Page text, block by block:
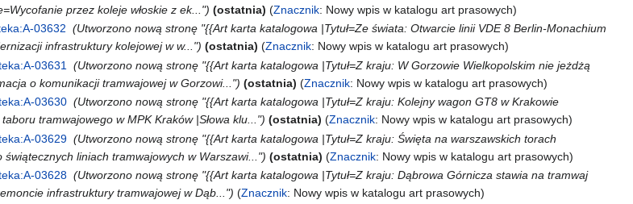
przez koleje włoskie z ek..."
ostatnia Znacznik: Nowy wpis w katalogu art prasowych
03632 ‎ Utworzono nową stronę "{{Art karta katalogowa |Tytuł=Ze świata: Otwarcie linii VDE 8 Berlin-Monachium
infrastruktury kolejowej w w..."
ostatnia Znacznik: Nowy wpis w katalogu art prasowych
03631 ‎ Utworzono nową stronę "{{Art karta katalogowa |Tytuł=Z kraju: W Gorzowie Wielkopolskim nie jeżdżą
o komunikacji tramwajowej w Gorzowi..."
ostatnia Znacznik: Nowy wpis w katalogu art prasowych
03630 ‎ Utworzono nową stronę "{{Art karta katalogowa |Tytuł=Z kraju: Kolejny wagon GT8 w Krakowie
tramwajowego w MPK Kraków |Słowa klu..."
ostatnia Znacznik: Nowy wpis w katalogu art prasowych
03629 ‎ Utworzono nową stronę "{{Art karta katalogowa |Tytuł=Z kraju: Święta na warszawskich torach
liniach tramwajowych w Warszawi..."
ostatnia Znacznik: Nowy wpis w katalogu art prasowych
03628 ‎ Utworzono nową stronę "{{Art karta katalogowa |Tytuł=Z kraju: Dąbrowa Górnicza stawia na tramwaj
infrastruktury tramwajowej w Dąb..."
Znacznik: Nowy wpis w katalogu art prasowych